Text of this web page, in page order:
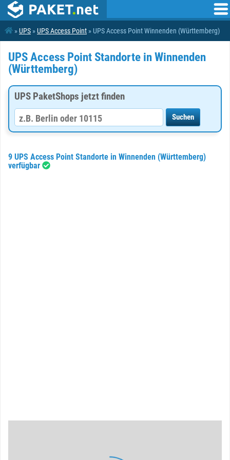
»UPS »UPS Access Point » UPS Access Point Winnenden (Württemberg)
UPS Access Point Standorte in Winnenden
(Württemberg)
UPS PaketShops jetzt finden
9 UPS Access Point Standorte in Winnenden (Württemberg)
verfügbar